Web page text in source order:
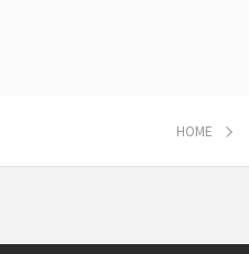
HOME